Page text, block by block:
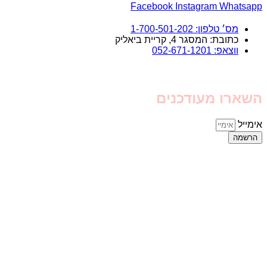
Facebook Instagram Whatsapp
מס׳ טלפון: 1-700-501-202
כתובת: המסגר 4, קריית ביאליק
ווצאפ: 052-671-1201
השארו מעודכנים
אימייל
הרשמה